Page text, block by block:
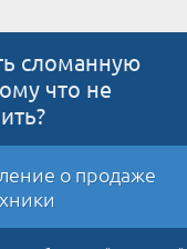
сломанную
что не
о продаже